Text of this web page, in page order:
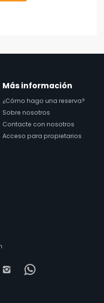
page
youtube page
Visit our x page
Visit our isntagram
Visit our
Más información
¿Cómo hago una reserva?
Sobre nosotros
Contacte con nosotros
Acceso para propietarios